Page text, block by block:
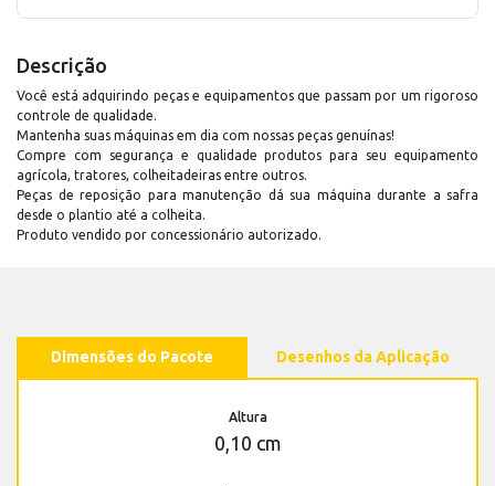
Descrição
Você está adquirindo peças e equipamentos que passam por um rigoroso
controle de qualidade.
Mantenha suas máquinas em dia com nossas peças genuínas!
Compre com segurança e qualidade produtos para seu equipamento
agrícola, tratores, colheitadeiras entre outros.
Peças de reposição para manutenção dá sua máquina durante a safra
desde o plantio até a colheita.
Produto vendido por concessionário autorizado.
Dimensões do Pacote Desenhos da Aplicação
Altura
0,10 cm